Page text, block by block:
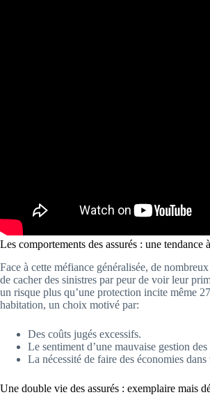
Les comportements des assurés : une tendance
Face à cette méfiance généralisée, de
de cacher des sinistres par peur de voir leur
un risque plus qu’une protection incite même
habitation, un choix motivé par:
Des coûts jugés excessifs.
Le sentiment d’une mauvaise gestion
La nécessité de faire des économies
Une double vie des assurés : exemplaire mais